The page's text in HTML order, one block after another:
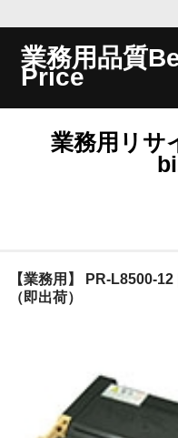
業務用品質
Price
業務用リサ
ホーム
問い合わせ
PrivacyPolicy
【業務用】 PR-L8500-
（即出荷）